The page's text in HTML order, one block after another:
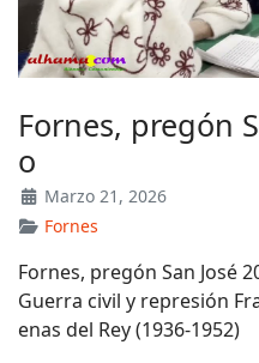
Fornes, pregón
o
Marzo 21, 2026
Fornes
Fornes, pregón San José
Guerra civil y represión
enas del Rey (1936-1952)